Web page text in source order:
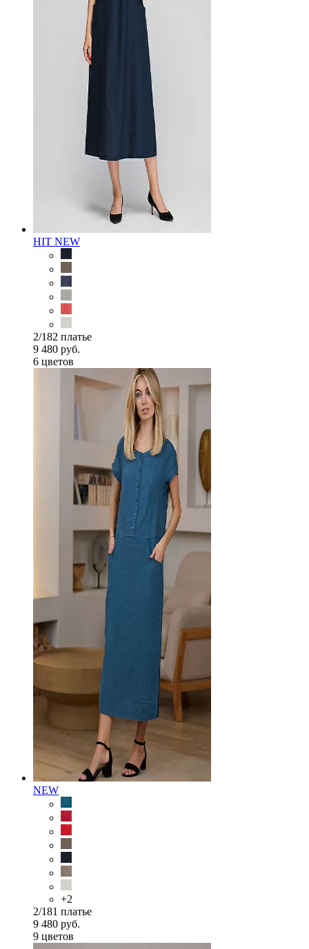
HIT NEW
2/182 платье
9 480 руб.
6 цветов
NEW
+2
2/181 платье
9 480 руб.
9 цветов